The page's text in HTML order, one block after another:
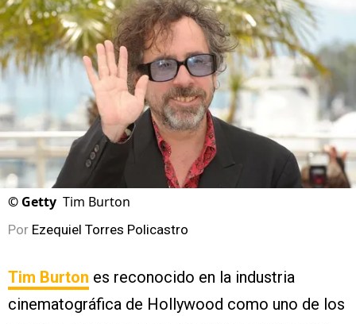
© Getty Tim Burton
Por Ezequiel Torres Policastro
Tim Burton es reconocido en la industria
cinematográfica de Hollywood como uno de los